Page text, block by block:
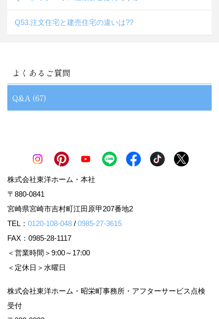
Q53.注文住宅と建売住宅の違いは??
よくあるご質問
Q&A (67)
株式会社東洋ホーム・本社
〒880-0841
宮崎県宮崎市吉村町江田原甲207番地2
TEL： 0120-108-048 / 0985-27-3615
FAX：0985-28-1117
＜営業時間＞9:00～17:00
＜定休日＞水曜日
株式会社東洋ホーム・昭栄町事務所・アフターサービス点検
受付